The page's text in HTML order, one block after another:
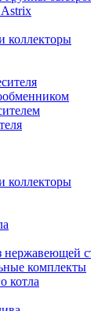
Astrix
коллекторы
коллекторы
комплекты
котла